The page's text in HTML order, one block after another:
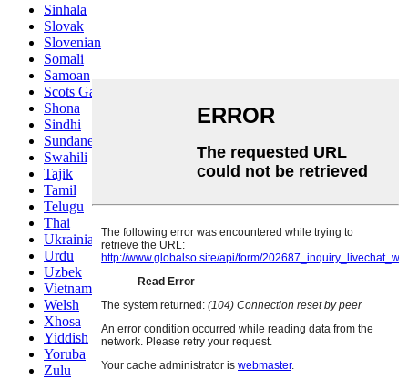
Sinhala
Slovak
Slovenian
Somali
Samoan
Scots Gaelic
Shona
Sindhi
Sundanese
Swahili
Tajik
Tamil
Telugu
Thai
Ukrainian
Urdu
Uzbek
Vietnamese
Welsh
Xhosa
Yiddish
Yoruba
Zulu